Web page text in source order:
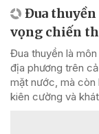
Đua
vọng chiến
Đua thuyền là
địa phương trên
mặt nước, mà còn
kiên cường và